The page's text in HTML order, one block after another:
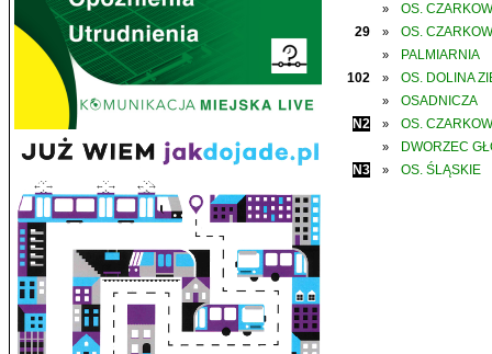
»
OS.
29
» OS.
»
PALMIARNIA
102
» OS. DOLINA
»
OSADNICZA
N2
» OS.
»
DWORZEC
N3
» OS. ŚLĄSKIE